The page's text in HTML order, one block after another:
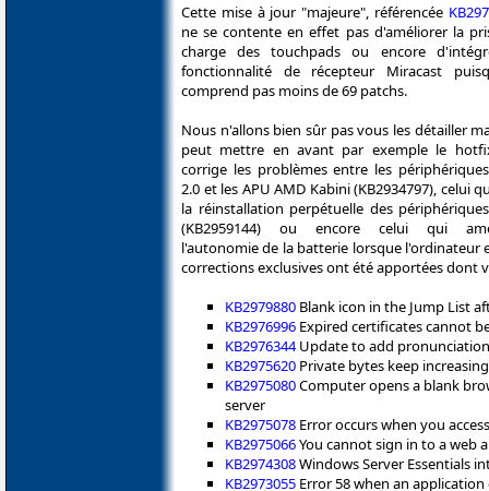
Cette mise à jour "majeure", référencée
ne se contente en effet pas d'améliorer la
charge des touchpads ou encore
fonctionnalité de récepteur Miracast
comprend pas moins de 69 patchs.
Nous n'allons bien sûr pas vous les détailler
peut mettre en avant par exemple le
corrige les problèmes entre les
2.0 et les APU AMD Kabini (KB2934797), celui
la réinstallation perpétuelle des
(KB2959144) ou encore celui qui
l'autonomie de la batterie lorsque l'ordinateur
corrections exclusives ont été apportées dont
KB2979880 Blank icon in the Jump List
KB2976996 Expired certificates cannot
KB2976344Update to add pronunciation
KB2975620 Private bytes keep
KB2975080Computer opens a blank
server
KB2975078 Error occurs when you
KB2975066You cannot sign in to a web
KB2974308Windows Server Essentials
KB2973055 Error 58 when an